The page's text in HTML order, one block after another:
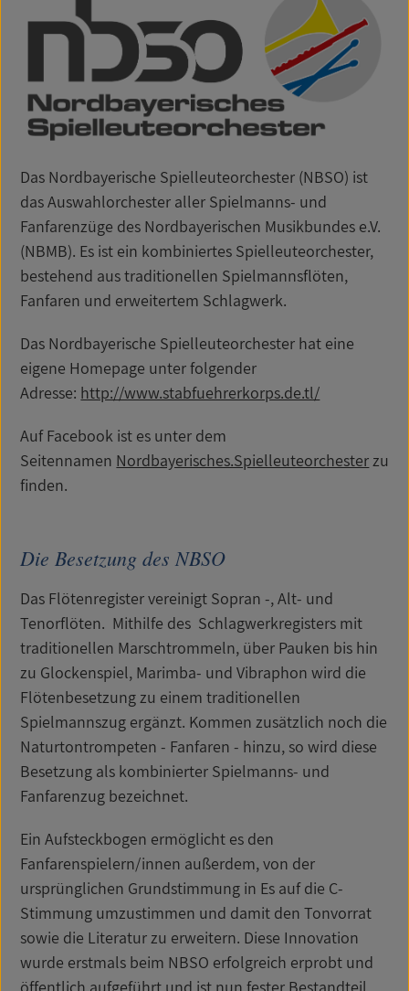
Das Nordbayerische Spielleuteorchester (NBSO) ist
das Auswahlorchester aller Spielmanns- und
Fanfarenzüge des Nordbayerischen Musikbundes e.V.
(NBMB). Es ist ein kombiniertes Spielleuteorchester,
bestehend aus traditionellen Spielmannsflöten,
Fanfaren und erweitertem Schlagwerk.
Das Nordbayerische Spielleuteorchester hat eine
eigene Homepage unter folgender
Adresse: http://www.stabfuehrerkorps.de.tl/
Auf Facebook ist es unter dem
Seitennamen Nordbayerisches.Spielleuteorchesterzu
finden.
Die Besetzung des NBSO
Das Flötenregister vereinigt Sopran -, Alt- und
Tenorflöten. Mithilfe des Schlagwerkregisters mit
traditionellen Marschtrommeln, über Pauken bis hin
zu Glockenspiel, Marimba- und Vibraphon wird die
Flötenbesetzung zu einem traditionellen
Spielmannszug ergänzt. Kommen zusätzlich noch die
Naturtontrompeten - Fanfaren - hinzu, so wird diese
Besetzung als kombinierter Spielmanns- und
Fanfarenzug bezeichnet.
Ein Aufsteckbogen ermöglicht es den
Fanfarenspielern/innen außerdem, von der
ursprünglichen Grundstimmung in Es auf die C-
Stimmung umzustimmen und damit den Tonvorrat
sowie die Literatur zu erweitern. Diese Innovation
wurde erstmals beim NBSO erfolgreich erprobt und